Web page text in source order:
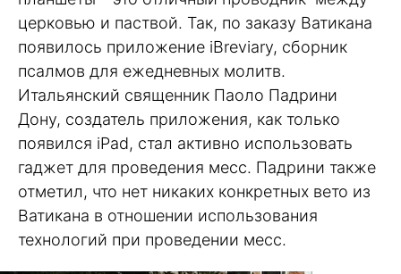
церковью и паствой. Так, по заказу Ватикана
появилось приложение iBreviary, сборник
псалмов для ежедневных молитв.
Итальянский священник Паоло Падрини
Дону, создатель приложения, как только
появился iPad, стал активно использовать
гаджет для проведения месс. Падрини также
отметил, что нет никаких конкретных вето из
Ватикана в отношении использования
технологий при проведении месс.